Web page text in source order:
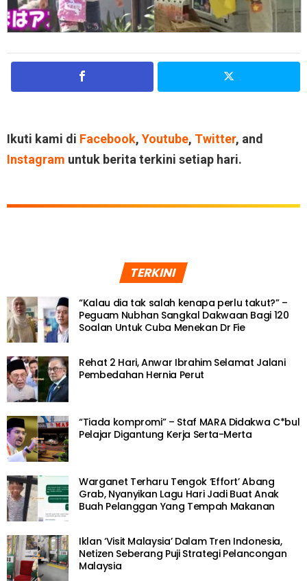
Ikuti kami di Facebook, Youtube, Twitter, and
Instagram untuk berita terkini setiap hari.
TERKINI
“Kalau dia tak salah kenapa perlu takut?” –
Peguam Nubhan Sangkal Dakwaan Bagi 120
Soalan Untuk Cuba Menekan Dr Fie
Rehat 2 Hari, Anwar Ibrahim Selamat Jalani
Pembedahan Hernia Perut
“Tiada kompromi” – Staf MARA Didakwa C*bul
Pelajar Digantung Kerja Serta-Merta
Warganet Terharu Tengok ‘Effort’ Abang
Grab, Nyanyikan Lagu Hari Jadi Buat Anak
Buah Pelanggan Yang Tempah Makanan
Iklan ‘Visit Malaysia’ Dalam Tren Indonesia,
Netizen Seberang Puji Strategi Pelancongan
Malaysia